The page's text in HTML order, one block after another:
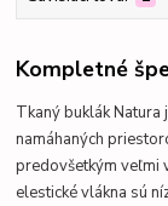
Kompletné
Tkaný buklák Natura
namáhaných
predovšetkým veľmi
elestické vlákna sú